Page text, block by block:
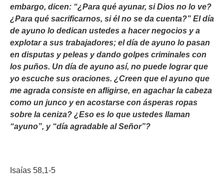
embargo, dicen: “¿Para qué ayunar, si Dios no lo ve?
¿Para qué sacrificarnos, si él no se da cuenta?” El día
de ayuno lo dedican ustedes a hacer negocios y a
explotar a sus trabajadores; el día de ayuno lo pasan
en disputas y peleas y dando golpes criminales con
los puños. Un día de ayuno así, no puede lograr que
yo escuche sus oraciones. ¿Creen que el ayuno que
me agrada consiste en afligirse, en agachar la cabeza
como un junco y en acostarse con ásperas ropas
sobre la ceniza? ¿Eso es lo que ustedes llaman
“ayuno”, y “día agradable al Señor”?
Isaías 58,1-5